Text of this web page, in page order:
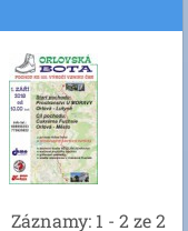
Záznamy: 1 - 2 ze 2